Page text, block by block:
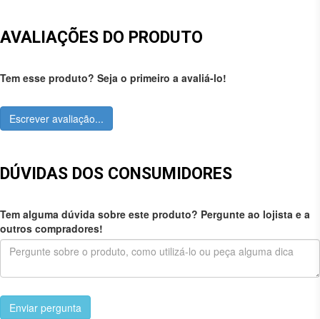
AVALIAÇÕES DO PRODUTO
Tem esse produto? Seja o primeiro a avaliá-lo!
Escrever avaliação...
DÚVIDAS DOS CONSUMIDORES
Tem alguma dúvida sobre este produto? Pergunte ao lojista e a
outros compradores!
Enviar pergunta